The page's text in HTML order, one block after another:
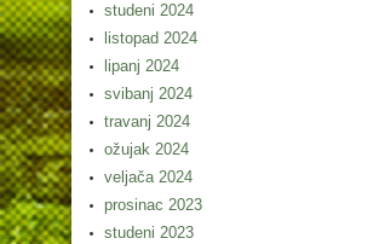
studeni 2024
listopad 2024
lipanj 2024
svibanj 2024
travanj 2024
ožujak 2024
veljača 2024
prosinac 2023
studeni 2023